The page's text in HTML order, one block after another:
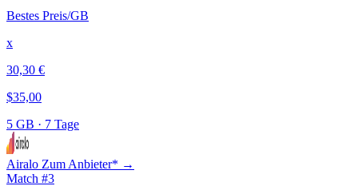
Bestes Preis/GB
x
30,30 €
$35,00
5 GB · 7 Tage
Airalo Zum Anbieter* →
Match #3